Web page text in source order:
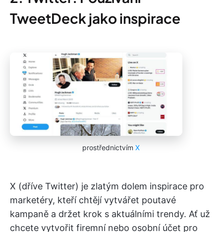
TweetDeck jako inspirace
prostřednictvím X
X (dříve Twitter) je zlatým dolem inspirace pro
marketéry, kteří chtějí vytvářet poutavé
kampaně a držet krok s aktuálními trendy. Ať už
chcete vytvořit firemní nebo osobní účet pro